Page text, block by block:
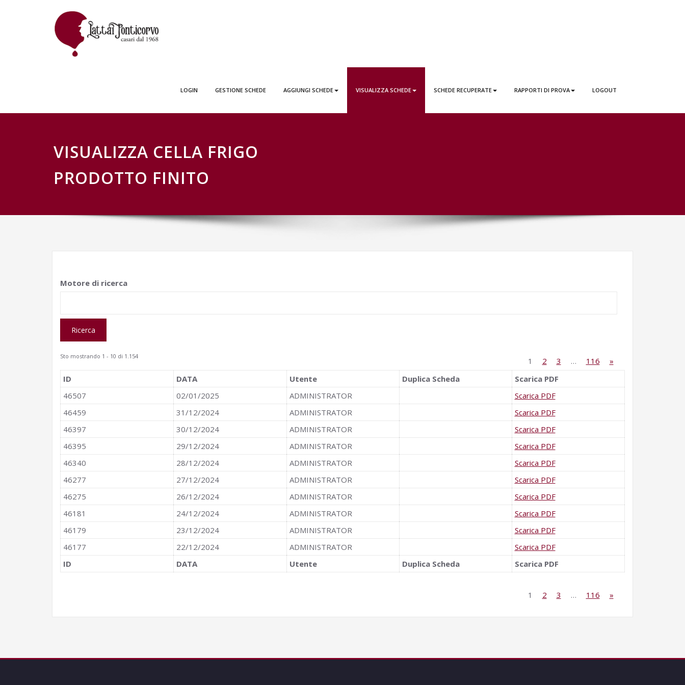
LOGIN GESTIONE SCHEDE AGGIUNGI SCHEDE VISUALIZZA SCHEDE SCHEDE RECUPERATE RAPPORTI DI PROVA LOGOUT
VISUALIZZA CELLA FRIGO
PRODOTTO FINITO
Motore di ricerca
Sto mostrando 1 - 10 di 1.154 1 2 3 … 116
»
ID
DATA Utente Duplica Scheda
Scarica PDF
46507
02/01/2025 ADMINISTRATOR
Scarica PDF
46459
31/12/2024 ADMINISTRATOR
Scarica PDF
46397
30/12/2024 ADMINISTRATOR
Scarica PDF
46395
29/12/2024 ADMINISTRATOR
Scarica PDF
46340
28/12/2024 ADMINISTRATOR
Scarica PDF
46277
27/12/2024 ADMINISTRATOR
Scarica PDF
46275
26/12/2024 ADMINISTRATOR
Scarica PDF
46181
24/12/2024 ADMINISTRATOR
Scarica PDF
46179
23/12/2024 ADMINISTRATOR
Scarica PDF
46177
22/12/2024 ADMINISTRATOR
Scarica PDF
ID
DATA Utente Duplica Scheda Scarica PDF
1 2 3 … 116 »